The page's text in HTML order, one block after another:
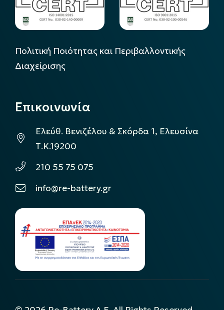
Πολιτική Ποιότητας και Περιβαλλοντικής
Διαχείρισης
Επικοινωνία
Ελεύθ. Βενιζέλου & Σκόρδα 1, Ελευσίνα
Τ.Κ.19200
210 55 75 075
info@re-battery.gr